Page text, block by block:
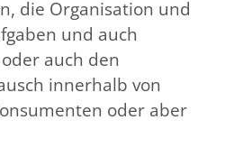
die Organisation und
und auch
auch den
innerhalb von
oder aber